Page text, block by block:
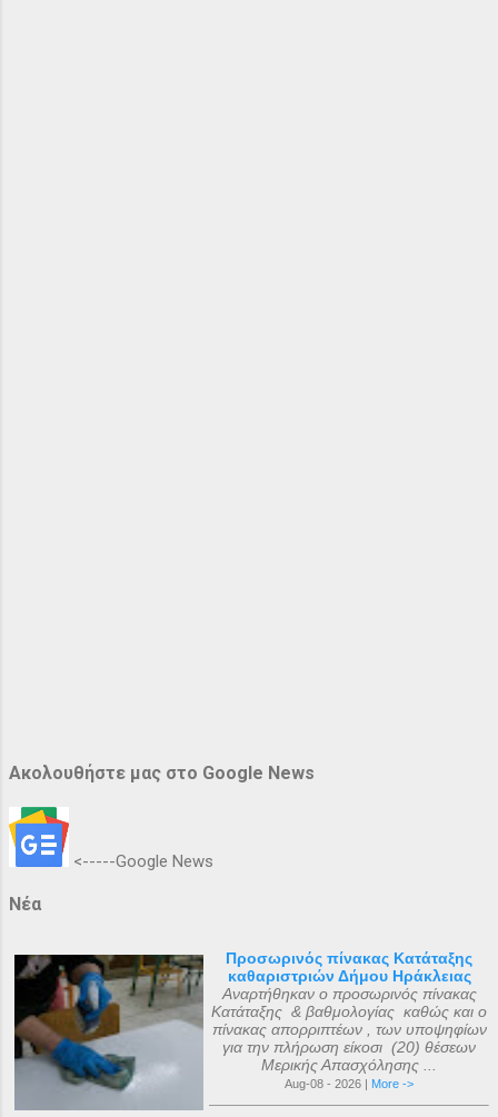
Ακολουθήστε μας στο Google News
<-----Google News
Νέα
Προσωρινός πίνακας Κατάταξης
καθαριστριών Δήμου Ηράκλειας
Αναρτήθηκαν ο προσωρινός πίνακας
Κατάταξης & βαθμολογίας καθώς και ο
πίνακας απορριπτέων , των υποψηφίων
για την πλήρωση είκοσι (20) θέσεων
Μερικής Απασχόλησης ...
Aug-08 - 2026 | More ->